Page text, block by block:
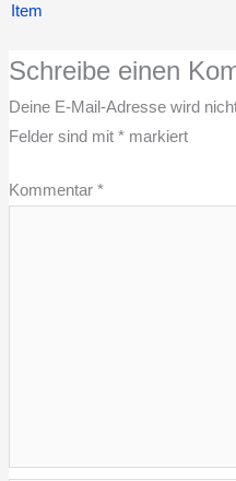
Item
Schreibe einen
Deine E-Mail-Adresse wird
Felder sind mit *markiert
Kommentar *